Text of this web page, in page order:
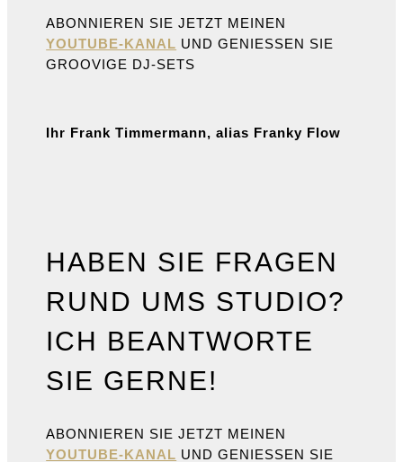
ABONNIEREN SIE JETZT MEINEN
YOUTUBE-KANAL UND GENIESSEN SIE
GROOVIGE DJ-SETS
Ihr Frank Timmermann, alias Franky Flow
HABEN SIE FRAGEN
RUND UMS STUDIO?
ICH BEANTWORTE
SIE GERNE!
ABONNIEREN SIE JETZT MEINEN
YOUTUBE-KANAL UND GENIESSEN SIE